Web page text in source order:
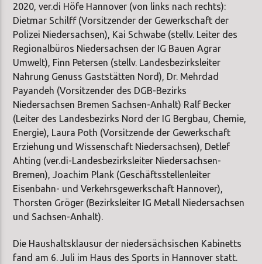
2020, ver.di Höfe Hannover (von links nach rechts):
Dietmar Schilff (Vorsitzender der Gewerkschaft der
Polizei Niedersachsen), Kai Schwabe (stellv. Leiter des
Regionalbüros Niedersachsen der IG Bauen Agrar
Umwelt), Finn Petersen (stellv. Landesbezirksleiter
Nahrung Genuss Gaststätten Nord), Dr. Mehrdad
Payandeh (Vorsitzender des DGB-Bezirks
Niedersachsen Bremen Sachsen-Anhalt) Ralf Becker
(Leiter des Landesbezirks Nord der IG Bergbau, Chemie,
Energie), Laura Poth (Vorsitzende der Gewerkschaft
Erziehung und Wissenschaft Niedersachsen), Detlef
Ahting (ver.di-Landesbezirksleiter Niedersachsen-
Bremen), Joachim Plank (Geschäftsstellenleiter
Eisenbahn- und Verkehrsgewerkschaft Hannover),
Thorsten Gröger (Bezirksleiter IG Metall Niedersachsen
und Sachsen-Anhalt).
Die Haushaltsklausur der niedersächsischen Kabinetts
fand am 6. Juli im Haus des Sports in Hannover statt.